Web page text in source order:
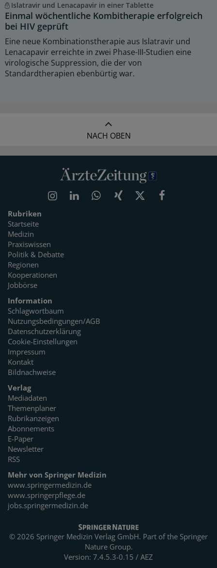
Islatravir und Lenacapavir in einer Tablette
Einmal wöchentliche Kombitherapie erfolgreich
bei HIV geprüft
Eine neue Kombinationstherapie aus Islatravir und
Lenacapavir erreichte in zwei Phase-III-Studien eine
virologische Suppression, die der von
Standardtherapien ebenbürtig war.
NACH OBEN
Rubriken
Startseite
Medizin
Praxiswissen
Politik & Debatte
Regionen
Kooperationen
Jobbörse
Information
Schlagwortbaum
Nutzungsbedingungen/AGB
Datenschutzerklärung
Cookie-Einstellungen
Impressum
Kontakt
Bildnachweise
Verlag
Mediadaten
Themenplaner
Rubrikanzeigen
Abonnements
E-Paper
Newsletter
RSS
Mehr von Springer Medizin
www.springermedizin.de
www.springerpflege.de
jobs.springermedizin.de
© 2026 Springer Medizin Verlag GmbH. Part of the Springer
Nature Group.
Version: 7.4.5.3-0.15 / AEZ